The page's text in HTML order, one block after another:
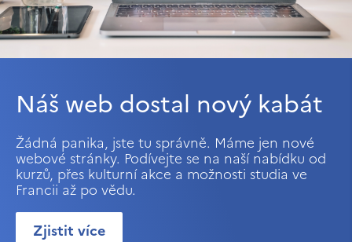
Náš web dostal nový kabát
Žádná panika, jste tu správně. Máme jen nové
webové stránky. Podívejte se na naší nabídku od
kurzů, přes kulturní akce a možnosti studia ve
Francii až po vědu.
Zjistit více